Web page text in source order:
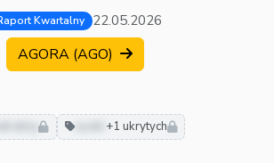
Kwartalny 22.05.2026
AGORA (AGO)
+1 ukrytych